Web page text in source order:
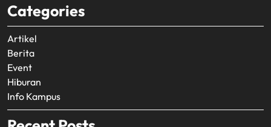
Categories
Artikel
Berita
Event
Hiburan
Info Kampus